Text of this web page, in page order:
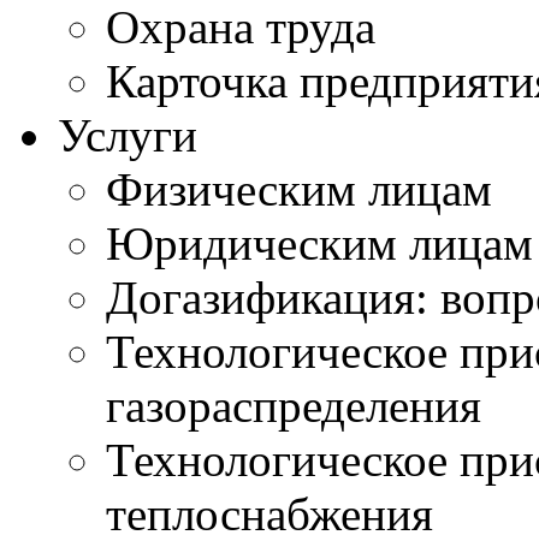
Охрана труда
Карточка
Услуги
Физическим лицам
Юридическим лицам
Догазификация:
Технологическое
газораспределения
Технологическое
теплоснабжения